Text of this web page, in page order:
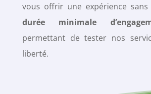
vous offrir une expérience
durée minimale
permettant de tester nos
liberté.